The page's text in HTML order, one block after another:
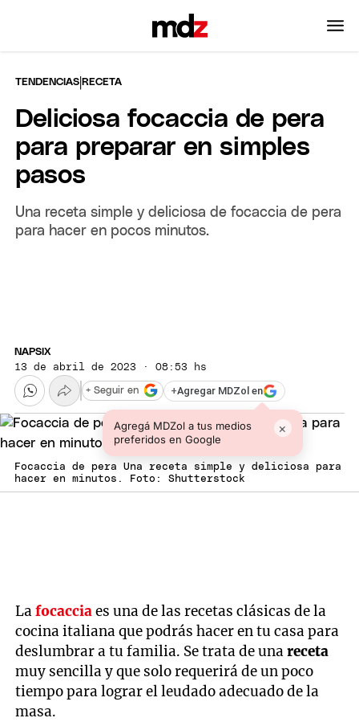
TENDENCIAS |RECETA
Deliciosa focaccia de pera
para preparar en simples
pasos
Una receta simple y deliciosa de focaccia de pera
para hacer en pocos minutos.
NAPSIX
13 de abril de 2023 · 08:53 hs
+Agregar MDZol en
Agregá MDZol a tus medios
preferidos en Google
×
+ Seguir en
Focaccia de pera Una receta simple y deliciosa para
hacer en minutos. Foto: Shutterstock
Lafocacciaes una de las recetas clásicas de la
cocina italiana que podrás hacer en tu casa para
deslumbrar a tu familia. Se trata de unareceta
muy sencilla y que solo requerirá de un poco
tiempo para lograr el leudado adecuado de la
masa.